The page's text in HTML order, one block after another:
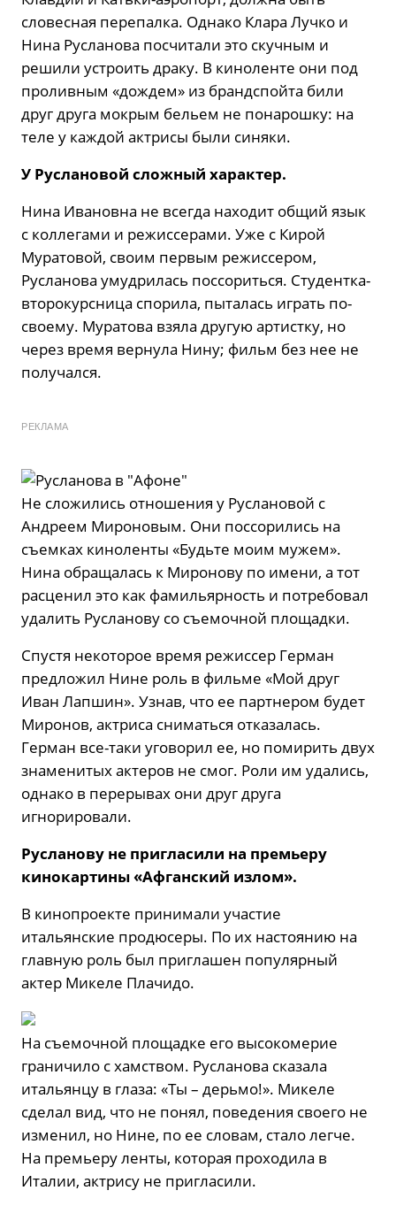
словесная перепалка. Однако Клара Лучко и
Нина Русланова посчитали это скучным и
решили устроить драку. В киноленте они под
проливным «дождем» из брандспойта били
друг друга мокрым бельем не понарошку: на
теле у каждой актрисы были синяки.
У Руслановой сложный характер.
Нина Ивановна не всегда находит общий язык
с коллегами и режиссерами. Уже с Кирой
Муратовой, своим первым режиссером,
Русланова умудрилась поссориться. Студентка-
второкурсница спорила, пыталась играть по-
своему. Муратова взяла другую артистку, но
через время вернула Нину; фильм без нее не
получался.
РЕКЛАМА
Не сложились отношения у Руслановой с
Андреем Мироновым. Они поссорились на
съемках киноленты «Будьте моим мужем».
Нина обращалась к Миронову по имени, а тот
расценил это как фамильярность и потребовал
удалить Русланову со съемочной площадки.
Спустя некоторое время режиссер Герман
предложил Нине роль в фильме «Мой друг
Иван Лапшин». Узнав, что ее партнером будет
Миронов, актриса сниматься отказалась.
Герман все-таки уговорил ее, но помирить двух
знаменитых актеров не смог. Роли им удались,
однако в перерывах они друг друга
игнорировали.
Русланову не пригласили на премьеру
кинокартины «Афганский излом».
В кинопроекте принимали участие
итальянские продюсеры. По их настоянию на
главную роль был приглашен популярный
актер Микеле Плачидо.
На съемочной площадке его высокомерие
граничило с хамством. Русланова сказала
итальянцу в глаза: «Ты – дерьмо!». Микеле
сделал вид, что не понял, поведения своего не
изменил, но Нине, по ее словам, стало легче.
На премьеру ленты, которая проходила в
Италии, актрису не пригласили.